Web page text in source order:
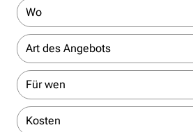
Wo
Art des Angebots
Für wen
Kosten